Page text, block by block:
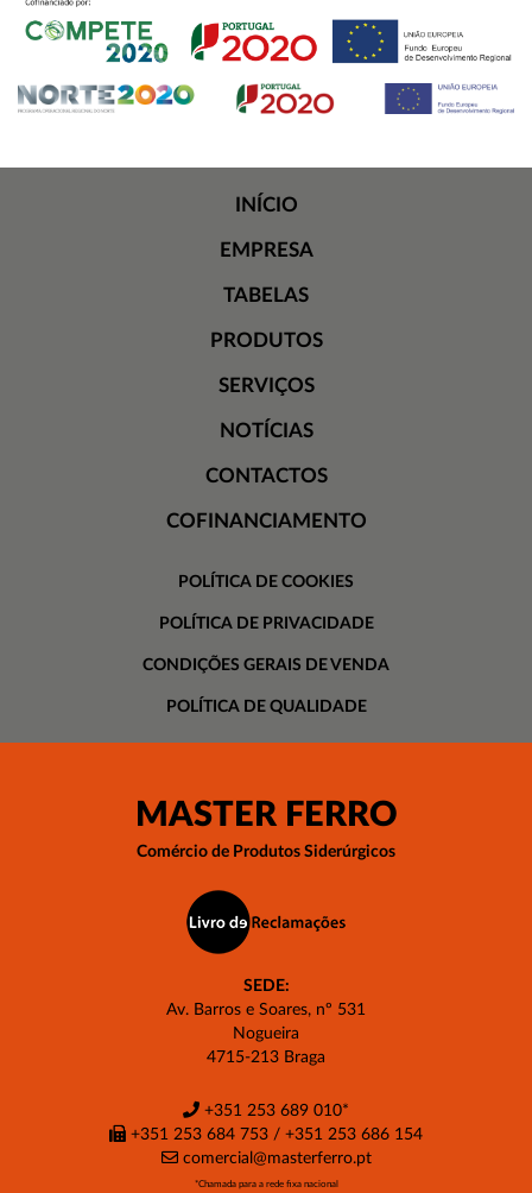
INÍCIO
EMPRESA
TABELAS
PRODUTOS
SERVIÇOS
NOTÍCIAS
CONTACTOS
COFINANCIAMENTO
POLÍTICA DE COOKIES
POLÍTICA DE PRIVACIDADE
CONDIÇÕES GERAIS DE VENDA
POLÍTICA DE QUALIDADE
MASTER FERRO
Comércio de Produtos Siderúrgicos
SEDE:
Av. Barros e Soares, nº 531
Nogueira
4715-213 Braga
+351 253 689 010*
+351 253 684 753 / +351 253 686 154
comercial@masterferro.pt
*Chamada para a rede fixa nacional